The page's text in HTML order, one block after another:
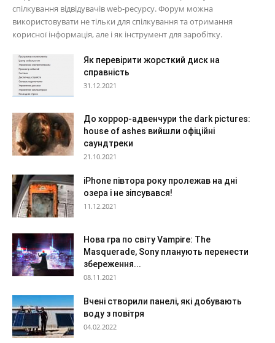
спілкування відвідувачів web-ресурсу. Форум можна
використовувати не тільки для спілкування та отримання
корисної інформація, але і як інструмент для заробітку.
Як перевірити жорсткий диск на
справність
31.12.2021
До хоррор-адвенчури the dark pictures:
house of ashes вийшли офіційні
саундтреки
21.10.2021
iPhone півтора року пролежав на дні
озера і не зіпсувався!
11.12.2021
Нова гра по світу Vampire: The
Masquerade, Sony планують перенести
збереження...
08.11.2021
Вчені створили панелі, які добувають
воду з повітря
04.02.2022